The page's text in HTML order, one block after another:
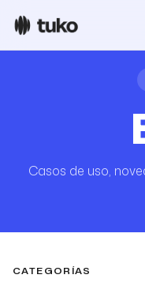
Casos de uso,
CATEGORÍAS